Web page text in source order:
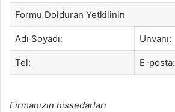
Formu Dolduran Yetkilinin
Adı Soyadı: Unvanı:
Tel: E-posta:
Firmanızın hissedarları